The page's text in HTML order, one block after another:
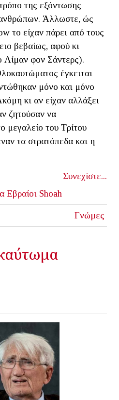
της εξόντωσης
Άλλωστε, ώς
το είχαν πάρει από τους
βεβαίως, αφού κι
Λίμαν φον Σάντερς).
έγκειται
μόνο και μόνο
κι αν είχαν αλλάξει
ζητούσαν να
μεγαλείο του Τρίτου
τα στρατόπεδα και η
Συνεχίστε...
Εβραίοι Shoah
Γνώμες